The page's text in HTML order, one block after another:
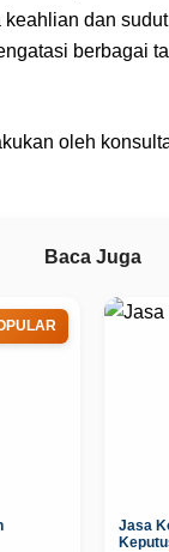
dan
berbagai
oleh
Baca Juga
Jasa